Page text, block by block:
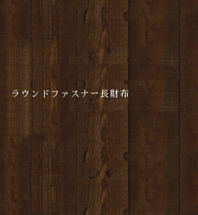
ラウンドファスナー長財布